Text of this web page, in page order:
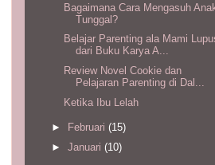
Bagaimana Cara Mengasuh
Tunggal?
Belajar Parenting ala Mami
dari Buku Karya A...
Review Novel Cookie dan
Pelajaran Parenting di Dal...
Ketika Ibu Lelah
► Februari (15)
► Januari (10)